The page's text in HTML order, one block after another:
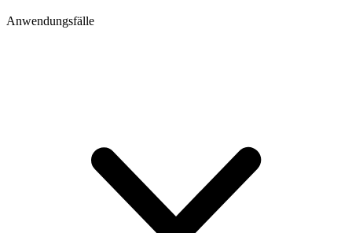
Anwendungsfälle